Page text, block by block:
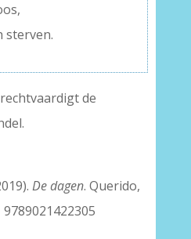
sterven.
de
De dagen. Querido,